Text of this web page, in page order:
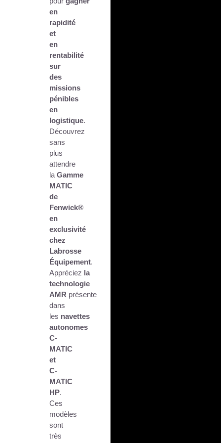
en
rapidité
et
en
rentabilité
sur
des
missions
pénibles
en
logistique.
Découvrez
sans
plus
attendre
la Gamme
MATIC
de
Fenwick®
en
exclusivité
chez
Labrosse
Équipement.
Appréciez la
technologie
AMR présente
dans
les navettes
autonomes
C-
MATIC
et
C-
MATIC
HP.
Ces
modèles
sont
très